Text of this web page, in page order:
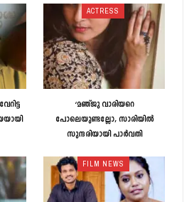
ACTRESS
‘മഞ്ജു വാരിയറെ
പോലെയുണ്ടല്ലോ, സാരിയിൽ
സുന്ദരിയായി പാർവതി
FILM NEWS